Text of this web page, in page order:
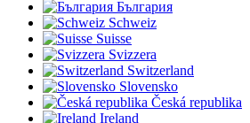
България
Schweiz
Suisse
Svizzera
Switzerland
Slovensko
Česká republika
Ireland